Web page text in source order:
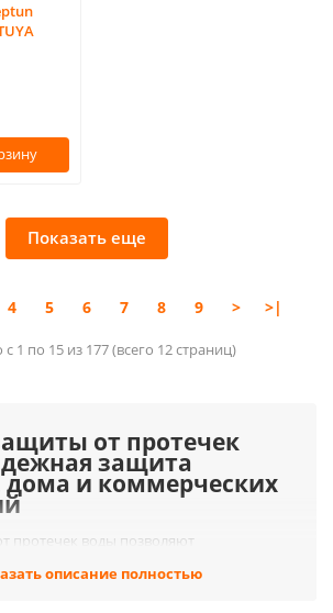
Показать еще
4 5 6 7 8 9 > >|
1 по 15 из 177 (всего 12 страниц)
от протечек
защита
дома и коммерческих
протечек воды позволяют
приведет к дорогостоящему ремонту.
описание полностью